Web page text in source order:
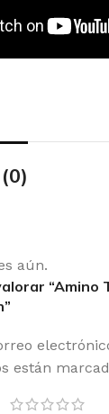
aún.
“Amino
están